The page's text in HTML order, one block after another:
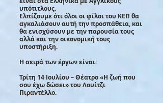
υπότιτλους.
Ελπίζουμε ότι όλοι οι φίλοι του ΚΕΠ θα
αγκαλιάσουν αυτή την προσπάθεια, και
θα ενισχύσουν με την παρουσία τους
αλλά και την οικονομική τους
υποστήριξη.
Η σειρά των έργων είναι:
Τρίτη 14 Ιουλίου – Θέατρο «Η ζωή που
σου έχω δώσει» του Λουίτζι
Πιραντέλλο.